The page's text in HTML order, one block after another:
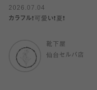
2026.07.04
カラフル❗️可愛い❗️夏❗️
靴下屋
仙台セルバ店